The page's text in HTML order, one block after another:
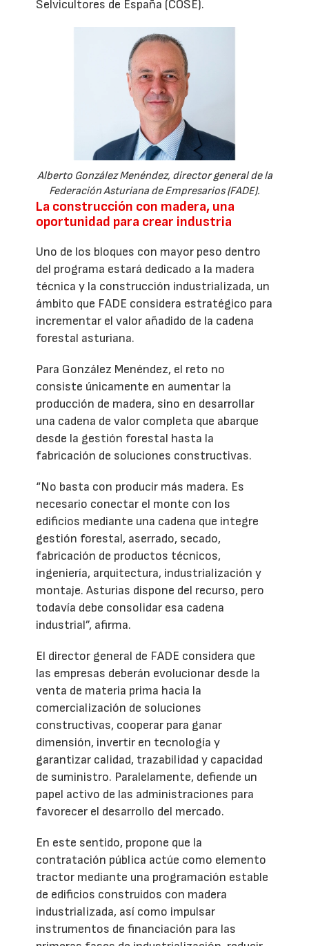
Selvicultores de España (COSE).
Alberto González Menéndez, director general de la
Federación Asturiana de Empresarios (FADE).
La construcción con madera, una
oportunidad para crear industria
Uno de los bloques con mayor peso dentro
del programa estará dedicado a la madera
técnica y la construcción industrializada, un
ámbito que FADE considera estratégico para
incrementar el valor añadido de la cadena
forestal asturiana.
Para González Menéndez, el reto no
consiste únicamente en aumentar la
producción de madera, sino en desarrollar
una cadena de valor completa que abarque
desde la gestión forestal hasta la
fabricación de soluciones constructivas.
“No basta con producir más madera. Es
necesario conectar el monte con los
edificios mediante una cadena que integre
gestión forestal, aserrado, secado,
fabricación de productos técnicos,
ingeniería, arquitectura, industrialización y
montaje. Asturias dispone del recurso, pero
todavía debe consolidar esa cadena
industrial”, afirma.
El director general de FADE considera que
las empresas deberán evolucionar desde la
venta de materia prima hacia la
comercialización de soluciones
constructivas, cooperar para ganar
dimensión, invertir en tecnología y
garantizar calidad, trazabilidad y capacidad
de suministro. Paralelamente, defiende un
papel activo de las administraciones para
favorecer el desarrollo del mercado.
En este sentido, propone que la
contratación pública actúe como elemento
tractor mediante una programación estable
de edificios construidos con madera
industrializada, así como impulsar
instrumentos de financiación para las